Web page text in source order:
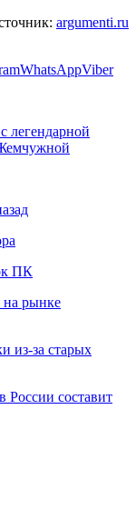
argumenti.ru
WhatsAppViber
легендарной
ПК
на рынке
из-за старых
России составит